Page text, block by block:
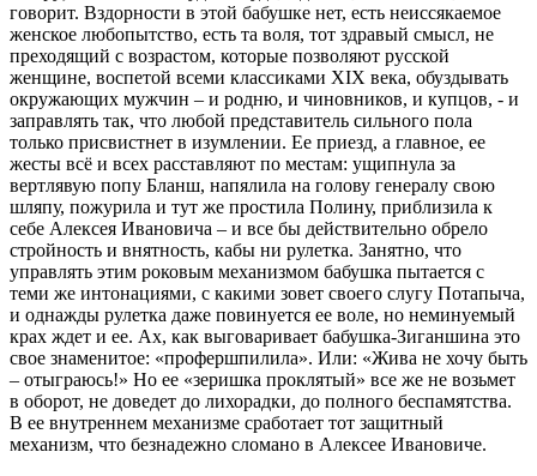
говорит. Вздорности в этой бабушке нет, есть неиссякаемое
женское любопытство, есть та воля, тот здравый смысл, не
преходящий с возрастом, которые позволяют русской
женщине, воспетой всеми классиками XIX века, обуздывать
окружающих мужчин – и родню, и чиновников, и купцов, - и
заправлять так, что любой представитель сильного пола
только присвистнет в изумлении. Ее приезд, а главное, ее
жесты всё и всех расставляют по местам: ущипнула за
вертлявую попу Бланш, напялила на голову генералу свою
шляпу, пожурила и тут же простила Полину, приблизила к
себе Алексея Ивановича – и все бы действительно обрело
стройность и внятность, кабы ни рулетка. Занятно, что
управлять этим роковым механизмом бабушка пытается с
теми же интонациями, с какими зовет своего слугу Потапыча,
и однажды рулетка даже повинуется ее воле, но неминуемый
крах ждет и ее. Ах, как выговаривает бабушка-Зиганшина это
свое знаменитое: «профершпилила». Или: «Жива не хочу быть
– отыграюсь!» Но ее «зеришка проклятый» все же не возьмет
в оборот, не доведет до лихорадки, до полного беспамятства.
В ее внутреннем механизме сработает тот защитный
механизм, что безнадежно сломано в Алексее Ивановиче.